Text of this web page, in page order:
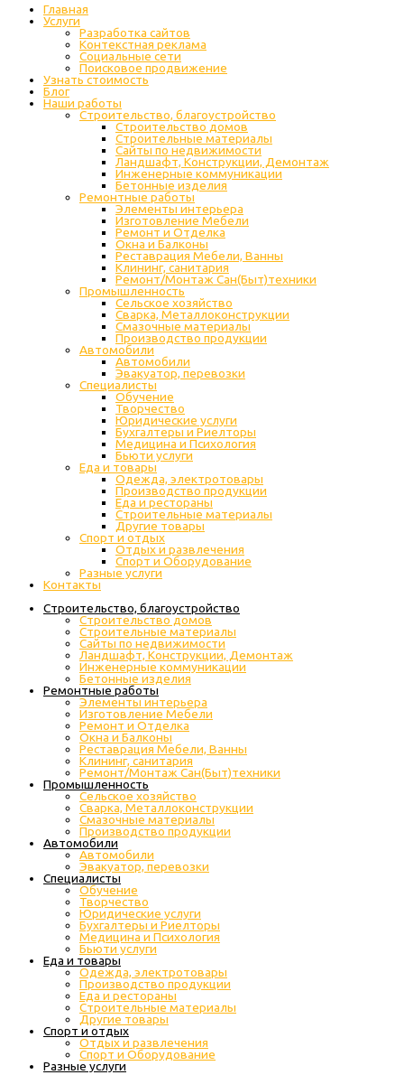
Главная
Услуги
Разработка сайтов
Контекстная реклама
Социальные сети
Поисковое продвижение
Узнать стоимость
Блог
Наши работы
Строительство, благоустройство
Строительство домов
Строительные материалы
Сайты по недвижимости
Ландшафт, Конструкции, Демонтаж
Инженерные коммуникации
Бетонные изделия
Ремонтные работы
Элементы интерьера
Изготовление Мебели
Ремонт и Отделка
Окна и Балконы
Реставрация Мебели, Ванны
Клининг, санитария
Ремонт/Монтаж Сан(Быт)техники
Промышленность
Cельское хозяйство
Сварка, Металлоконструкции
Cмазочные материалы
Производство продукции
Автомобили
Автомобили
Эвакуатор, перевозки
Специалисты
Обучение
Творчество
Юридические услуги
Бухгалтеры и Риелторы
Медицина и Психология
Бьюти услуги
Еда и товары
Одежда, электротовары
Производство продукции
Еда и рестораны
Строительные материалы
Другие товары
Спорт и отдых
Отдых и развлечения
Спорт и Оборудование
Разные услуги
Контакты
Строительство, благоустройство
Строительство домов
Строительные материалы
Сайты по недвижимости
Ландшафт, Конструкции, Демонтаж
Инженерные коммуникации
Бетонные изделия
Ремонтные работы
Элементы интерьера
Изготовление Мебели
Ремонт и Отделка
Окна и Балконы
Реставрация Мебели, Ванны
Клининг, санитария
Ремонт/Монтаж Сан(Быт)техники
Промышленность
Cельское хозяйство
Сварка, Металлоконструкции
Cмазочные материалы
Производство продукции
Автомобили
Автомобили
Эвакуатор, перевозки
Специалисты
Обучение
Творчество
Юридические услуги
Бухгалтеры и Риелторы
Медицина и Психология
Бьюти услуги
Еда и товары
Одежда, электротовары
Производство продукции
Еда и рестораны
Строительные материалы
Другие товары
Спорт и отдых
Отдых и развлечения
Спорт и Оборудование
Разные услуги